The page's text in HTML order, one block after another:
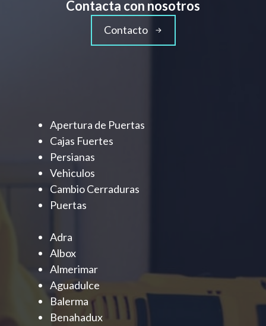
Contacta con nosotros
Contacto
Apertura de Puertas
Cajas Fuertes
Persianas
Vehiculos
Cambio Cerraduras
Puertas
Adra
Albox
Almerimar
Aguadulce
Balerma
Benahadux